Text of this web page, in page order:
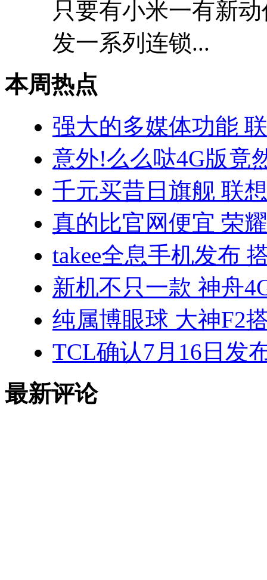
只要有小米一有新
发一系列连锁...
本周热点
强大的多媒体功能
意外!么么哒4G版竟
千元买昔日旗舰 联
真的比官网便宜 荣
takee全息手机发布
新机不只一款 神舟
纯属博眼球 大神F2
TCL确认7月16日发
最新评论